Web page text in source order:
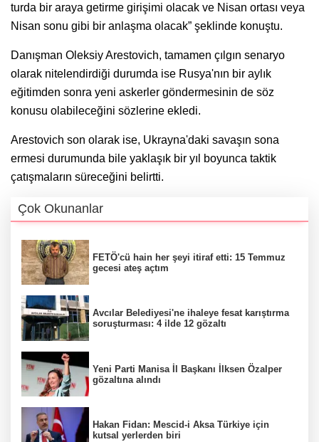
turda bir araya getirme girişimi olacak ve Nisan ortası veya
Nisan sonu gibi bir anlaşma olacak” şeklinde konuştu.
Danışman Oleksiy Arestovich, tamamen çılgın senaryo
olarak nitelendirdiği durumda ise Rusya'nın bir aylık
eğitimden sonra yeni askerler göndermesinin de söz
konusu olabileceğini sözlerine ekledi.
Arestovich son olarak ise, Ukrayna'daki savaşın sona
ermesi durumunda bile yaklaşık bir yıl boyunca taktik
çatışmaların süreceğini belirtti.
Çok Okunanlar
FETÖ'cü hain her şeyi itiraf etti: 15 Temmuz
gecesi ateş açtım
Avcılar Belediyesi'ne ihaleye fesat karıştırma
soruşturması: 4 ilde 12 gözaltı
Yeni Parti Manisa İl Başkanı İlksen Özalper
gözaltına alındı
Hakan Fidan: Mescid-i Aksa Türkiye için
kutsal yerlerden biri